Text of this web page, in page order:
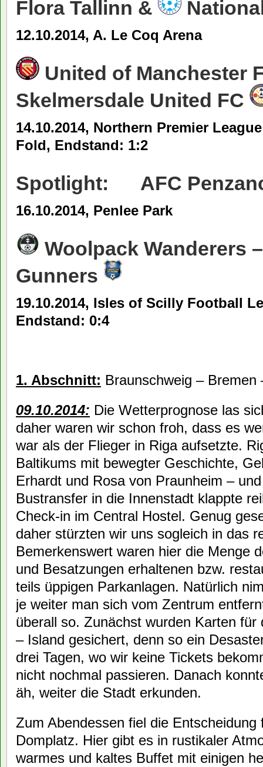
Flora Tallinn &
12.10.2014, A. Le Coq Arena
United of Manchester
Skelmersdale United FC
14.10.2014, Northern Premier
Fold, Endstand: 1:2
Spotlight: AFC
16.10.2014, Penlee Park
Woolpack Wanderers
Gunners
19.10.2014, Isles of Scilly Football
Endstand: 0:4
1. Abschnitt: Braunschweig –
09.10.2014: Die Wetterprognose las
daher waren wir schon froh, dass es
war als der Flieger in Riga aufsetzte.
Baltikums mit bewegter Geschichte,
Erhardt und Rosa von Praunheim –
Bustransfer in die Innenstadt klappte
Check-in im Central Hostel. Genug
daher stürzten wir uns sogleich in das
Bemerkenswert waren hier die Menge
und Besatzungen erhaltenen bzw.
teils üppigen Parkanlagen. Natürlich
je weiter man sich vom Zentrum
überall so. Zunächst wurden Karten für
– Island gesichert, denn so ein
drei Tagen, wo wir keine Tickets
nicht nochmal passieren. Danach
äh, weiter die Stadt erkunden.
Zum Abendessen fiel die Entscheidung
Domplatz. Hier gibt es in rustikaler
warmes und kaltes Buffet mit einigen